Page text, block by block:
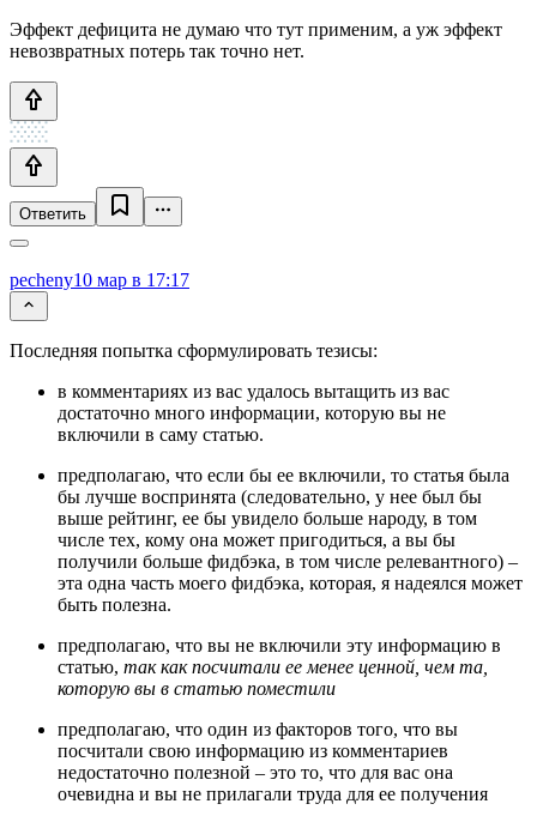
Эффект дефицита не думаю что тут применим, а уж эффект
невозвратных потерь так точно нет.
Ответить
pecheny10 мар в 17:17
Последняя попытка сформулировать тезисы:
в комментариях из вас удалось вытащить из вас
достаточно много информации, которую вы не
включили в саму статью.
предполагаю, что если бы ее включили, то статья была
бы лучше воспринята (следовательно, у нее был бы
выше рейтинг, ее бы увидело больше народу, в том
числе тех, кому она может пригодиться, а вы бы
получили больше фидбэка, в том числе релевантного) –
эта одна часть моего фидбэка, которая, я надеялся может
быть полезна.
предполагаю, что вы не включили эту информацию в
статью, так как посчитали ее менее ценной, чем та,
которую вы в статью поместили
предполагаю, что один из факторов того, что вы
посчитали свою информацию из комментариев
недостаточно полезной – это то, что для вас она
очевидна и вы не прилагали труда для ее получения